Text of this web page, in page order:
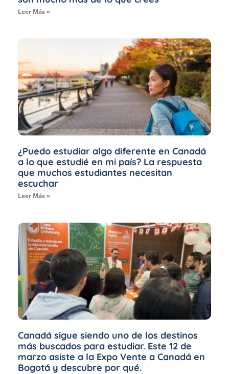
Leer Más »
¿Puedo estudiar algo diferente en Canadá
a lo que estudié en mi país? La respuesta
que muchos estudiantes necesitan
escuchar
Leer Más »
Canadá sigue siendo uno de los destinos
más buscados para estudiar. Este 12 de
marzo asiste a la Expo Vente a Canadá en
Bogotá y descubre por qué.